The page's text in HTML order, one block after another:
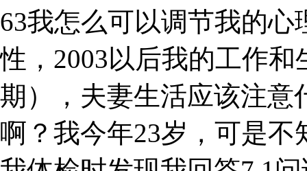
63我怎么可以调节我的
性，2003以后我的工作
期），夫妻生活应该注意
啊？我今年23岁，可是